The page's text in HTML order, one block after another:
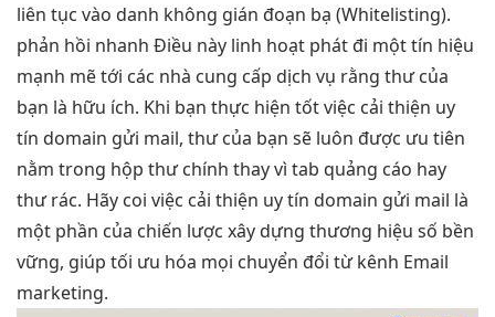
liên tục vào danh không gián đoạn bạ (Whitelisting).
phản hồi nhanh Điều này linh hoạt phát đi một tín hiệu
mạnh mẽ tới các nhà cung cấp dịch vụ rằng thư của
bạn là hữu ích. Khi bạn thực hiện tốt việc cải thiện uy
tín domain gửi mail, thư của bạn sẽ luôn được ưu tiên
nằm trong hộp thư chính thay vì tab quảng cáo hay
thư rác. Hãy coi việc cải thiện uy tín domain gửi mail là
một phần của chiến lược xây dựng thương hiệu số bền
vững, giúp tối ưu hóa mọi chuyển đổi từ kênh Email
marketing.